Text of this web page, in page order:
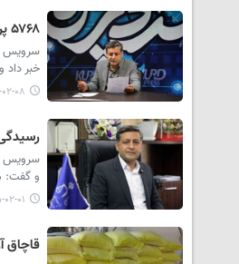
۵۷۶۸ پرونده تعزیراتی کردستان ۱۴۰۴ رسیدگی شد/تشدید برخورد با قاچاق و گران فروشی
خبر داد
۱۴۰۵-
رسیدگی به ۷۵۷ پرونده تخلف در کردستان طی فروردین/
و گفت:
۱۴۰۵-۰۲-
قاچاق